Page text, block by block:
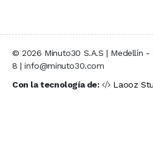
© 2026 Minuto30 S.A.S | Medellín
8 | info@minuto30.com
Con la tecnología de:
Laooz